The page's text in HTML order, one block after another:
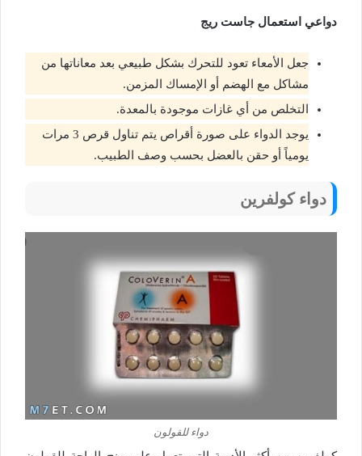
دواعي استعمال جاست ريج
جعل الأمعاء تعود للتحرك بشكل طبيعي بعد معاناتها من
مشاكل مع الهضم أو الإمساك المزمن.
التخلص من أي غازات موجودة بالمعدة.
يوجد الدواء على صورة أقراص يتم تناول قرص 3 مرات
يومياً أو حقن بالعضل بحسب وصف الطبيب.
دواء كولفرين
دواء للقولون